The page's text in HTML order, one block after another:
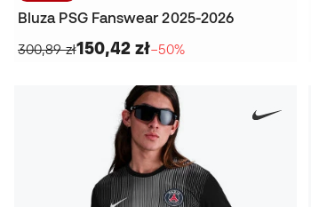
Bluza PSG Fanswear 2025-2026
300,89 zł150,42 zł−50%